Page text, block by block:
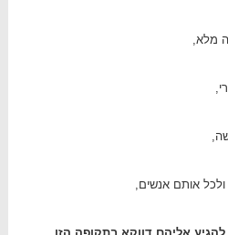
מלא,
ולכל אותם אנשים,